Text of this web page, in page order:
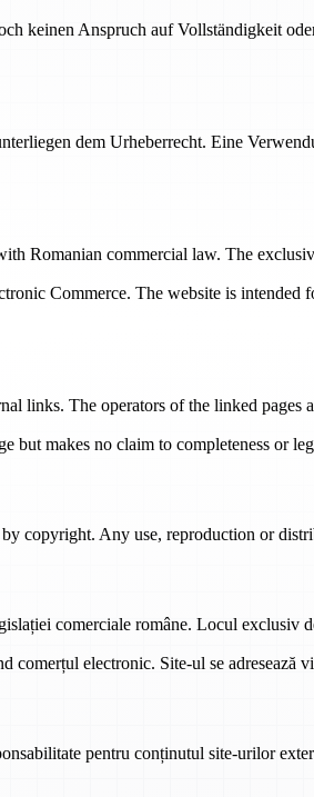
keinen Anspruch auf Vollständigkeit
dem Urheberrecht. Eine
Romanian commercial law. The
Commerce. The website is
links. The operators of the linked pages
makes no claim to completeness or
copyright. Any use, reproduction or
comerciale române. Locul exclusiv
electronic. Site-ul se
pentru conținutul site-urilor